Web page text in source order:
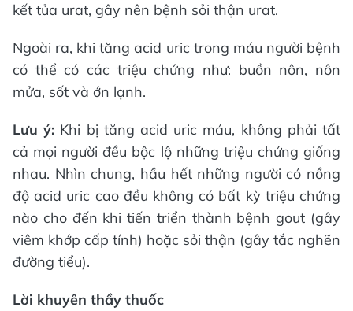
kết tủa urat, gây nên bệnh sỏi thận urat.
Ngoài ra, khi tăng acid uric trong máu người bệnh
có thể có các triệu chứng như: buồn nôn, nôn
mửa, sốt và ớn lạnh.
Lưu ý: Khi bị tăng acid uric máu, không phải tất
cả mọi người đều bộc lộ những triệu chứng giống
nhau. Nhìn chung, hầu hết những người có nồng
độ acid uric cao đều không có bất kỳ triệu chứng
nào cho đến khi tiến triển thành bệnh gout (gây
viêm khớp cấp tính) hoặc sỏi thận (gây tắc nghẽn
đường tiểu).
Lời khuyên thầy thuốc